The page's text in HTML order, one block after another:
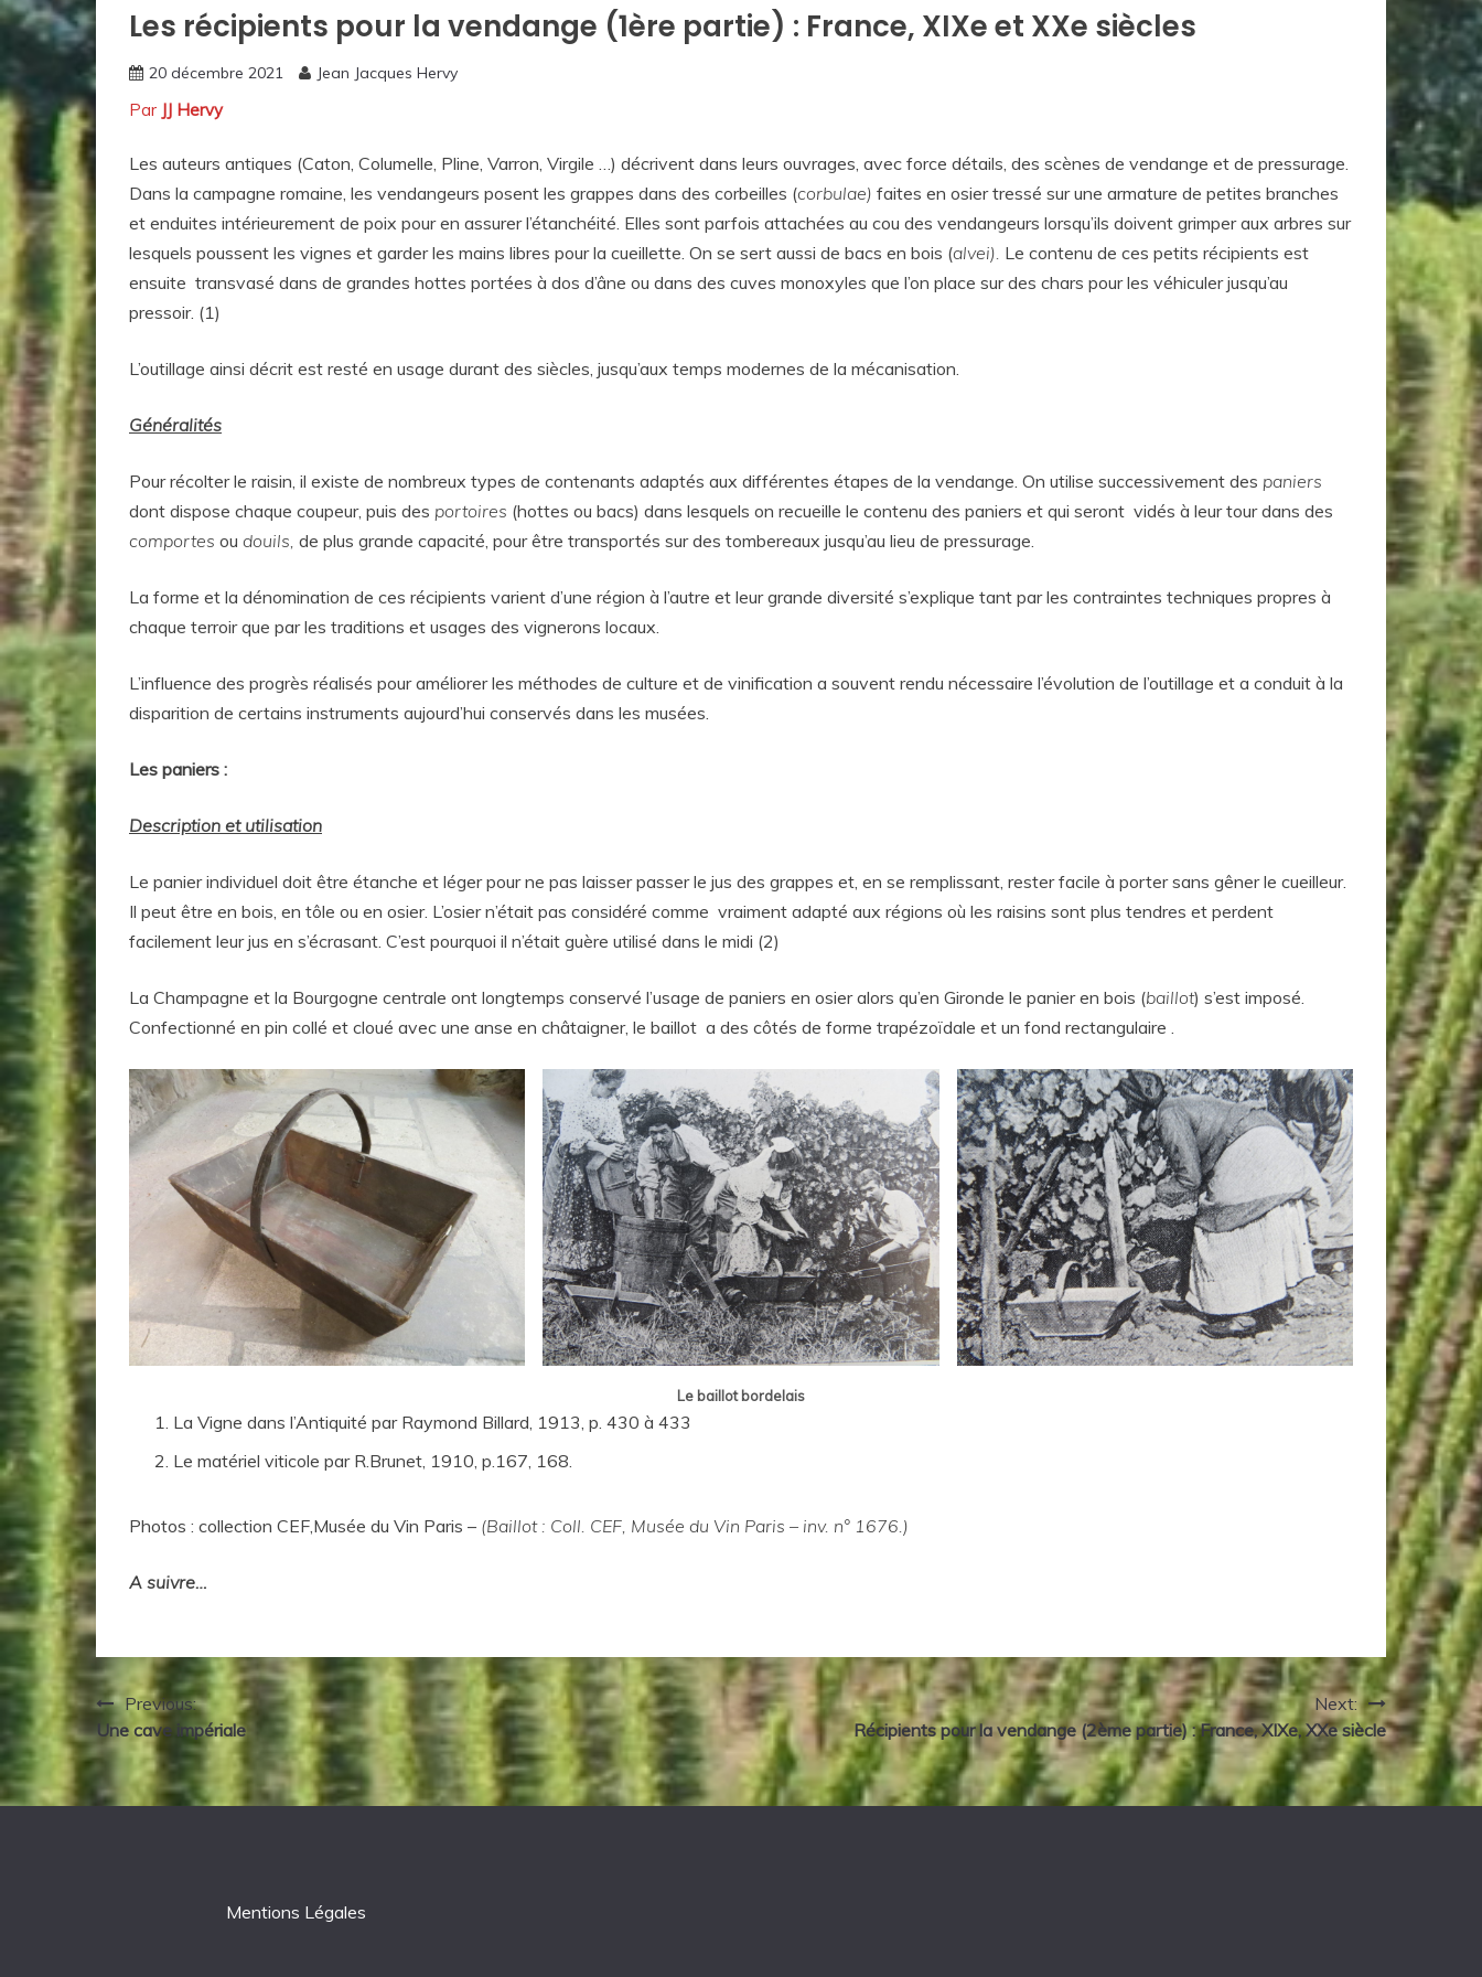
Histoires
Les récipients pour la vendange (1ère partie) : France, XIXe et XXe siècles
20 décembre 2021 Jean Jacques Hervy
Par JJ Hervy
Les auteurs antiques (Caton, Columelle, Pline, Varron, Virgile …) décrivent dans leurs ouvrages, avec force détails, des scènes de vendange et de pressurage.
Dans la campagne romaine, les vendangeurs posent les grappes dans des corbeilles (corbulae) faites en osier tressé sur une armature de petites branches
et enduites intérieurement de poix pour en assurer l’étanchéité. Elles sont parfois attachées au cou des vendangeurs lorsqu’ils doivent grimper aux arbres sur
lesquels poussent les vignes et garder les mains libres pour la cueillette. On se sert aussi de bacs en bois (alvei). Le contenu de ces petits récipients est
ensuite transvasé dans de grandes hottes portées à dos d’âne ou dans des cuves monoxyles que l’on place sur des chars pour les véhiculer jusqu’au
pressoir. (1)
L’outillage ainsi décrit est resté en usage durant des siècles, jusqu’aux temps modernes de la mécanisation.
Généralités
Pour récolter le raisin, il existe de nombreux types de contenants adaptés aux différentes étapes de la vendange. On utilise successivement des paniers
dont dispose chaque coupeur, puis des portoires (hottes ou bacs) dans lesquels on recueille le contenu des paniers et qui seront vidés à leur tour dans des
comportes ou douils, de plus grande capacité, pour être transportés sur des tombereaux jusqu’au lieu de pressurage.
La forme et la dénomination de ces récipients varient d’une région à l’autre et leur grande diversité s’explique tant par les contraintes techniques propres à
chaque terroir que par les traditions et usages des vignerons locaux.
L’influence des progrès réalisés pour améliorer les méthodes de culture et de vinification a souvent rendu nécessaire l’évolution de l’outillage et a conduit à la
disparition de certains instruments aujourd’hui conservés dans les musées.
Les paniers :
Description et utilisation
Le panier individuel doit être étanche et léger pour ne pas laisser passer le jus des grappes et, en se remplissant, rester facile à porter sans gêner le cueilleur.
Il peut être en bois, en tôle ou en osier. L’osier n’était pas considéré comme vraiment adapté aux régions où les raisins sont plus tendres et perdent
facilement leur jus en s’écrasant. C’est pourquoi il n’était guère utilisé dans le midi (2)
La Champagne et la Bourgogne centrale ont longtemps conservé l’usage de paniers en osier alors qu’en Gironde le panier en bois (baillot) s’est imposé.
Confectionné en pin collé et cloué avec une anse en châtaigner, le baillot a des côtés de forme trapézoïdale et un fond rectangulaire .
Le baillot bordelais
La Vigne dans l’Antiquité par Raymond Billard, 1913, p. 430 à 433
Le matériel viticole par R.Brunet, 1910, p.167, 168.
Photos : collection CEF,Musée du Vin Paris – (Baillot : Coll. CEF, Musée du Vin Paris – inv. n° 1676.)
A suivre…
Navigation
de
l’article
Previous:
Une cave impériale
Next:
Récipients pour la vendange (2ème partie) : France, XIXe, XXe siècle
Mentions Légales